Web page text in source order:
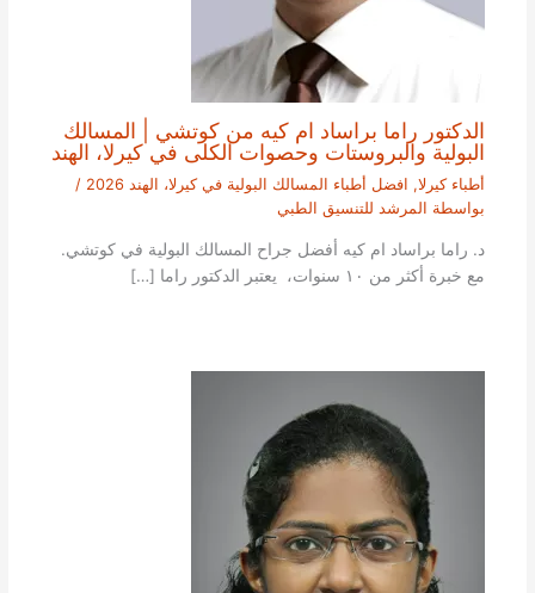
الدكتور راما براساد ام كيه من كوتشي | المسالك
البولية والبروستات وحصوات الكلى في كيرلا، الهند
أطباء كيرلا, افضل أطباء المسالك البولية في كيرلا، الهند 2026
/
بواسطة المرشد للتنسيق الطبي
د. راما براساد ام كيه أفضل جراح المسالك البولية في كوتشي.
مع خبرة أكثر من ١٠ سنوات، يعتبر الدكتور راما […]